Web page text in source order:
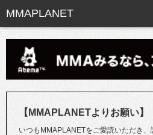
【MMAPLANETよりお願い】
いつもMMAPLANETをご愛読いただき、